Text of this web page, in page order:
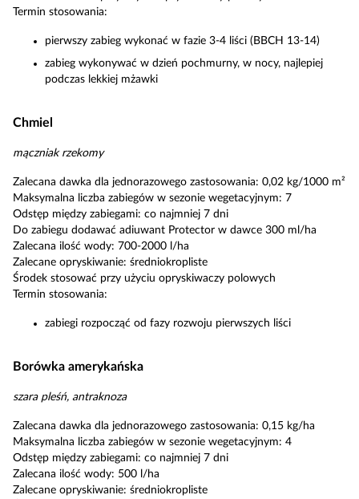
Termin stosowania:
pierwszy zabieg wykonać w fazie 3-4 liści (BBCH 13-14)
zabieg wykonywać w dzień pochmurny, w nocy, najlepiej
podczas lekkiej mżawki
Chmiel
mączniak rzekomy
Zalecana dawka dla jednorazowego zastosowania: 0,02 kg/1000 m²
Maksymalna liczba zabiegów w sezonie wegetacyjnym: 7
Odstęp między zabiegami: co najmniej 7 dni
Do zabiegu dodawać adiuwant Protector w dawce 300 ml/ha
Zalecana ilość wody: 700-2000 l/ha
Zalecane opryskiwanie: średniokropliste
Środek stosować przy użyciu opryskiwaczy polowych
Termin stosowania:
zabiegi rozpocząć od fazy rozwoju pierwszych liści
Borówka amerykańska
szara pleśń, antraknoza
Zalecana dawka dla jednorazowego zastosowania: 0,15 kg/ha
Maksymalna liczba zabiegów w sezonie wegetacyjnym: 4
Odstęp między zabiegami: co najmniej 7 dni
Zalecana ilość wody: 500 l/ha
Zalecane opryskiwanie: średniokropliste